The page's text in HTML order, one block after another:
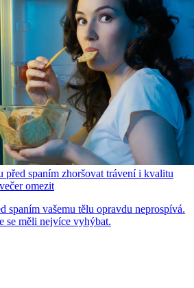
před spaním zhoršovat trávení i kvalitu
omezit
spaním vašemu tělu opravdu neprospívá.
se měli nejvíce vyhýbat.